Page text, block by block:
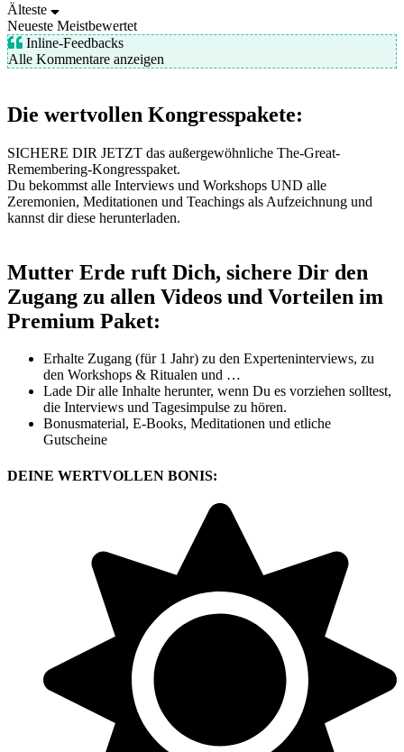
Älteste
Neueste Meistbewertet
Inline-Feedbacks
Alle Kommentare anzeigen
Die wertvollen Kongresspakete:
SICHERE DIR JETZT das außergewöhnliche The-Great-
Remembering-Kongresspaket.
Du bekommst alle Interviews und Workshops UND alle
Zeremonien, Meditationen und Teachings als Aufzeichnung und
kannst dir diese herunterladen.
Mutter Erde ruft Dich, sichere Dir den
Zugang zu allen Videos und Vorteilen im
Premium Paket:
Erhalte Zugang (für 1 Jahr) zu den Experteninterviews, zu
den Workshops & Ritualen und …
Lade Dir alle Inhalte herunter, wenn Du es vorziehen solltest,
die Interviews und Tagesimpulse zu hören.
Bonusmaterial, E-Books, Meditationen und etliche
Gutscheine
DEINE WERTVOLLEN BONIS: